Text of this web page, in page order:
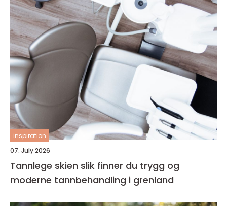
inspiration
07. July 2026
Tannlege skien slik finner du trygg og
moderne tannbehandling i grenland